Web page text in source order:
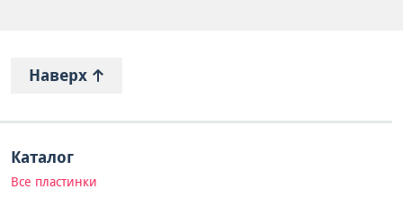
Наверх
Каталог
Все пластинки